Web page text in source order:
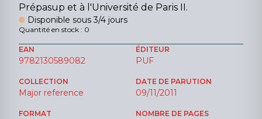
Prépasup et à l'Université de Paris II.
Disponible sous 3/4 jours
Quantité en stock : 0
EAN
9782130589082
ÉDITEUR
PUF
COLLECTION
Major reference
DATE DE PARUTION
09/11/2011
FORMAT NOMBRE DE PAGES